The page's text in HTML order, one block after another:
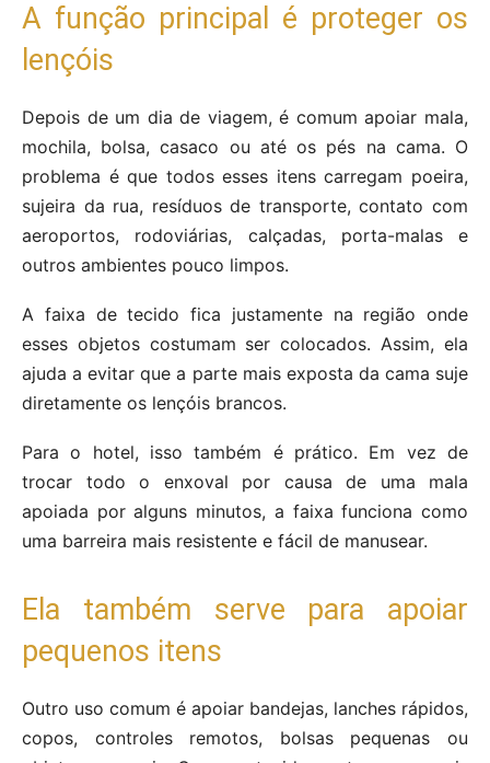
A função principal é proteger os
lençóis
Depois de um dia de viagem, é comum apoiar mala,
mochila, bolsa, casaco ou até os pés na cama. O
problema é que todos esses itens carregam poeira,
sujeira da rua, resíduos de transporte, contato com
aeroportos, rodoviárias, calçadas, porta-malas e
outros ambientes pouco limpos.
A faixa de tecido fica justamente na região onde
esses objetos costumam ser colocados. Assim, ela
ajuda a evitar que a parte mais exposta da cama suje
diretamente os lençóis brancos.
Para o hotel, isso também é prático. Em vez de
trocar todo o enxoval por causa de uma mala
apoiada por alguns minutos, a faixa funciona como
uma barreira mais resistente e fácil de manusear.
Ela também serve para apoiar
pequenos itens
Outro uso comum é apoiar bandejas, lanches rápidos,
copos, controles remotos, bolsas pequenas ou